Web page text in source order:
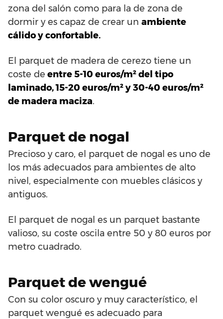
zona del salón como para la de zona de
dormir y es capaz de crear un ambiente
cálido y confortable.
El parquet de madera de cerezo tiene un
coste de entre 5-10 euros/m² del tipo
laminado, 15-20 euros/m² y 30-40 euros/m²
de madera maciza.
Parquet de nogal
Precioso y caro, el parquet de nogal es uno de
los más adecuados para ambientes de alto
nivel, especialmente con muebles clásicos y
antiguos.
El parquet de nogal es un parquet bastante
valioso, su coste oscila entre 50 y 80 euros por
metro cuadrado.
Parquet de wengué
Con su color oscuro y muy característico, el
parquet wengué es adecuado para